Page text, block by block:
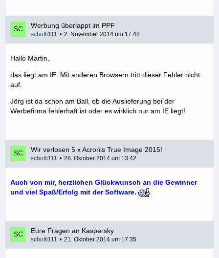
Werbung überlappt im PPF
schotti111 2. November 2014 um 17:48
Hallo Martin,
das liegt am IE. Mit anderen Browsern tritt dieser Fehler nicht
auf.
Jörg ist da schon am Ball, ob die Auslieferung bei der
Werbefirma fehlerhaft ist oder es wirklich nur am IE liegt!
Wir verlosen 5 x Acronis True Image 2015!
schotti111 28. Oktober 2014 um 13:42
Auch von mir, herzlichen Glückwunsch an die Gewinner
und viel Spaß/Erfolg mit der Software.
Eure Fragen an Kaspersky
schotti111 21. Oktober 2014 um 17:35